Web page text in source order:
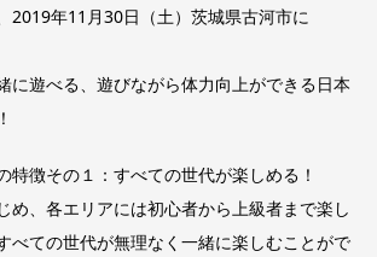
2019年11月30日（土）茨城県古河市に
に遊べる、遊びながら体力向上ができる日本
徴その１：すべての世代が楽しめる！
め、各エリアには初心者から上級者まで楽し
べての世代が無理なく一緒に楽しむことがで